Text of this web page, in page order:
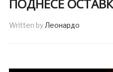
ПОДНЕСЕ
Written byЛеонардо